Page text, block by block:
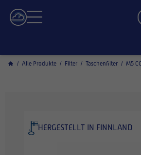
/ Alle Produkte / Filter / Taschenfilter / M5
HERGESTELLT IN FINNLAND